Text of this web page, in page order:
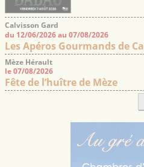
Calvisson Gard
du 12/06/2026 au 07/08/2026
Les Apéros Gourmands de
Mèze Hérault
le 07/08/2026
Fête de l’huître de Mèze